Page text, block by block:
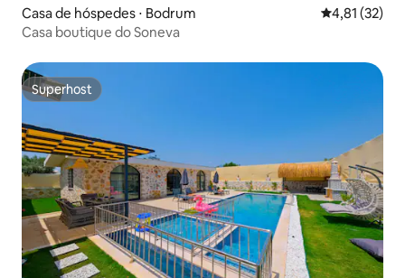
Casa de hóspedes ⋅ Bodrum 4,81 de uma
4,81 (32)
Casa boutique do Soneva
Superhost
Superhost